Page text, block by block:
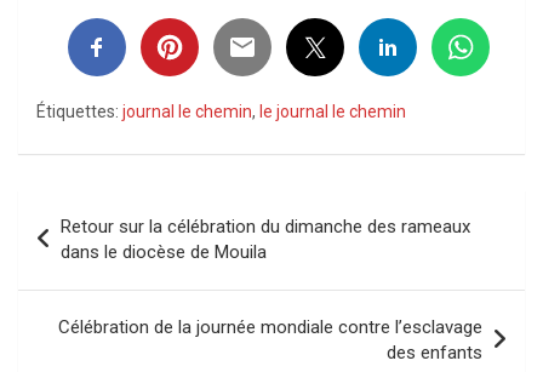
Étiquettes: journal le chemin, le journal le chemin
de
l’article
Retour sur la célébration du dimanche des rameaux
dans le diocèse de Mouila
Célébration de la journée mondiale contre l’esclavage
des enfants